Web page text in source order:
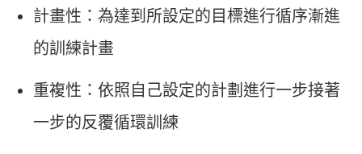
計畫性：為達到所設定的目標進行循序漸進
的訓練計畫
重複性：依照自己設定的計劃進行一步接著
一步的反覆循環訓練